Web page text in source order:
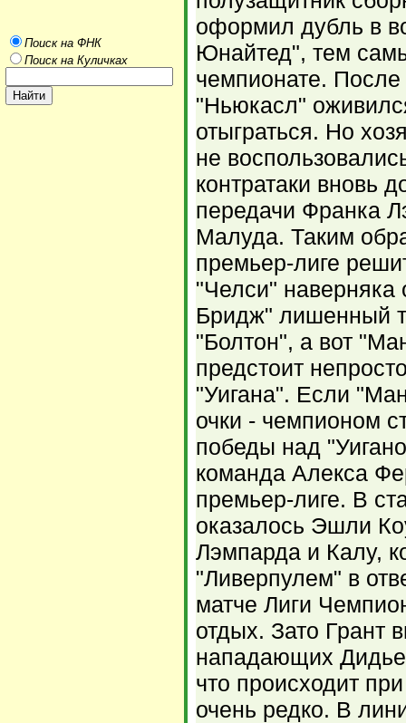
Поиск на ФНК
Поиск на Куличках
оформил дубль в
Юнайтед", тем
чемпионате.
"Ньюкасл"
отыграться. Но
не
контратаки вновь
передачи Франка
Малуда. Таким
премьер-лиге
"Челси"
Бридж" лишенный
"Болтон", а вот
предстоит
"Уигана". Если
очки - чемпионом
победы над
команда Алекса
премьер-лиге. В
оказалось Эшли
Лэмпарда и Калу,
"Ливерпулем" в
матче Лиги
отдых. Зато Грант
нападающих
что происходит
очень редко. В